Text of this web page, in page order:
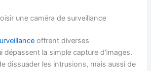
une caméra de surveillance
offrent diverses
la simple capture d’images.
dissuader les intrusions, mais aussi de